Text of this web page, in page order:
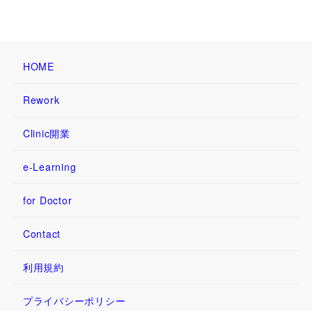
HOME
Rework
Clinic開業
e-Learning
for Doctor
Contact
利用規約
プライバシーポリシー